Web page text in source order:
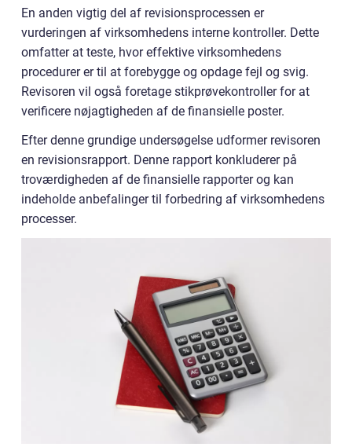
En anden vigtig del af revisionsprocessen er
vurderingen af virksomhedens interne kontroller. Dette
omfatter at teste, hvor effektive virksomhedens
procedurer er til at forebygge og opdage fejl og svig.
Revisoren vil også foretage stikprøvekontroller for at
verificere nøjagtigheden af de finansielle poster.
Efter denne grundige undersøgelse udformer revisoren
en revisionsrapport. Denne rapport konkluderer på
troværdigheden af de finansielle rapporter og kan
indeholde anbefalinger til forbedring af virksomhedens
processer.